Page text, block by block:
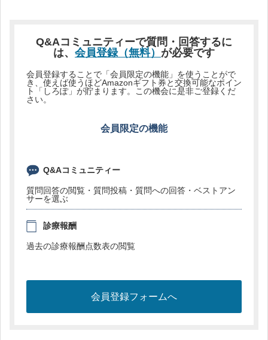
Q&Aコミュニティーで質問・回答するに
は、 会員登録（無料） が必要です
会員登録することで「会員限定の機能」を使うことがで
き、使えば使うほどAmazonギフト券と交換可能なポイン
ト「しろぽ」が貯まります。この機会に是非ご登録くだ
さい。
会員限定の機能
Q&Aコミュニティー
質問回答の閲覧・質問投稿・質問への回答・ベストアン
サーを選ぶ
診療報酬
過去の診療報酬点数表の閲覧
会員登録フォームへ